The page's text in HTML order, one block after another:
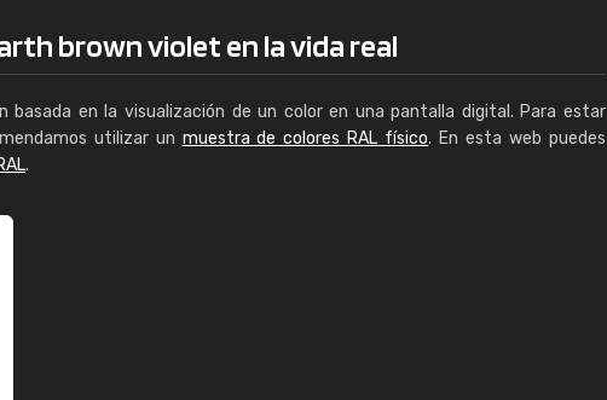
brown violet en la vida real
basada en la visualización de un color en una pantalla digital. Para estar
utilizar un muestra de colores RAL físico. En esta web puedes
.